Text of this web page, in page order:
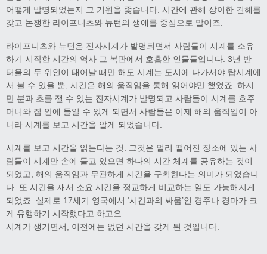
어떻게 발명되었는지 그 기원을 좇습니다. 시간에 관해 상이한 견해를
갖고 논쟁한 라이프니츠와 뉴턴의 생애를 중심으로 말이죠.
라이프니츠와 뉴턴은 진자시계가 발명되면서 사람들이 시계를 소유
하기 시작한 시간의 역사 그 복판에서 호흡한 인물들입니다. 3년 반
터울의 두 위인이 태어날 때만 해도 시계는 도시에 나가서야 탑시계에
서 볼 수 있을 뿐, 시간은 해의 움직임을 통해 읽어야만 했었죠. 하지
만 분과 초를 잴 수 있는 진자시계가 발명되고 사람들이 시계를 호주
머니와 집 안에 들일 수 있게 되면서 사람들은 이제 해의 움직임이 아
니라 시계를 보고 시간을 알게 되었습니다.
시계를 보고 시간을 읽는다는 것. 그것은 멀리 떨어진 장소에 있는 사
람들이 시계만 손에 들고 있으면 하나의 시간 체계를 공유하는 것이
되었고, 해의 움직임과 무관하게 시간을 구획한다는 의미가 되었습니
다. 또 시간을 재서 소요 시간을 정교하게 비교하는 일도 가능해지게
되었죠. 실제로 17세기 영국에서 ‘시간과의 싸움’인 경주나 경마가 크
게 유행하기 시작했다고 하고요.
시계가 생기면서, 이전에는 없던 시간을 갖게 된 것입니다.